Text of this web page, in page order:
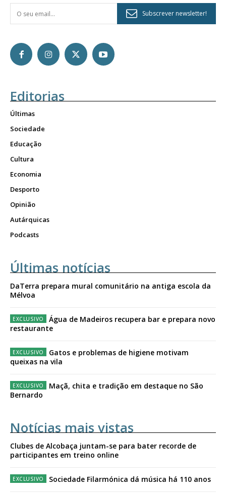
Subscrever newsletter!
Editorias
Últimas
Sociedade
Educação
Cultura
Economia
Desporto
Opinião
Autárquicas
Podcasts
Últimas notícias
DaTerra prepara mural comunitário na antiga escola da
Mélvoa
Água de Madeiros recupera bar e prepara novo
restaurante
Gatos e problemas de higiene motivam
queixas na vila
Maçã, chita e tradição em destaque no São
Bernardo
Notícias mais vistas
Clubes de Alcobaça juntam-se para bater recorde de
participantes em treino online
Sociedade Filarmónica dá música há 110 anos